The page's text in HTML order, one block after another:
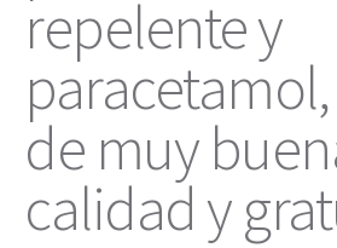
repelente y
de muy
calidad y